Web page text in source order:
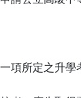
項所定之升學